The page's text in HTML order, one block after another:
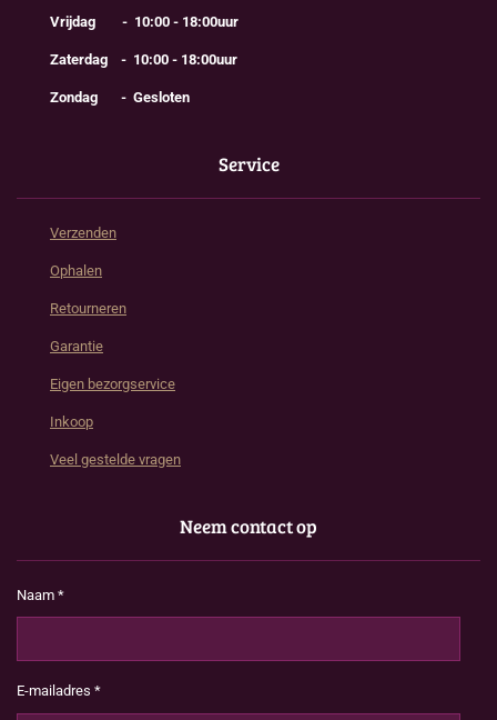
Vrijdag - 10:00 - 18:00uur
Zaterdag - 10:00 - 18:00uur
Zondag - Gesloten
Service
Verzenden
Ophalen
Retourneren
Garantie
Eigen bezorgservice
Inkoop
Veel gestelde vragen
Neem contact op
Naam *
E-mailadres *